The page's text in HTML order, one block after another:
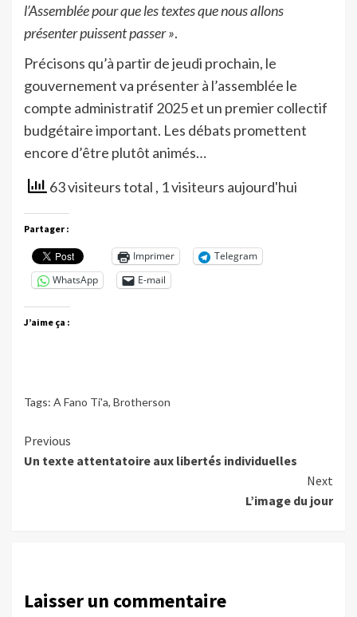
l’Assemblée pour que les textes que nous allons
présenter puissent passer ».
Précisons qu’à partir de jeudi prochain, le
gouvernement va présenter à l’assemblée le
compte administratif 2025 et un premier collectif
budgétaire important. Les débats promettent
encore d’être plutôt animés…
63 visiteurs total , 1 visiteurs aujourd'hui
Partager :
Imprimer
Telegram
WhatsApp
E-mail
J’aime ça :
Tags: A Fano Ti'a, Brotherson
Continue
Reading
Previous
Un texte attentatoire aux libertés individuelles
Next
L’image du jour
Laisser un commentaire